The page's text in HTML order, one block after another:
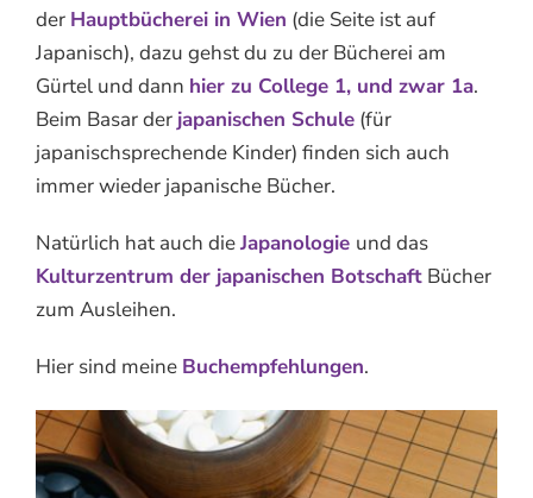
der Hauptbücherei in Wien (die Seite ist auf
Japanisch), dazu gehst du zu der Bücherei am
Gürtel und dann hier zu College 1, und zwar 1a.
Beim Basar der japanischen Schule (für
japanischsprechende Kinder) finden sich auch
immer wieder japanische Bücher.
Natürlich hat auch dieJapanologie und das
Kulturzentrum der japanischen Botschaft Bücher
zum Ausleihen.
Hier sind meine Buchempfehlungen.